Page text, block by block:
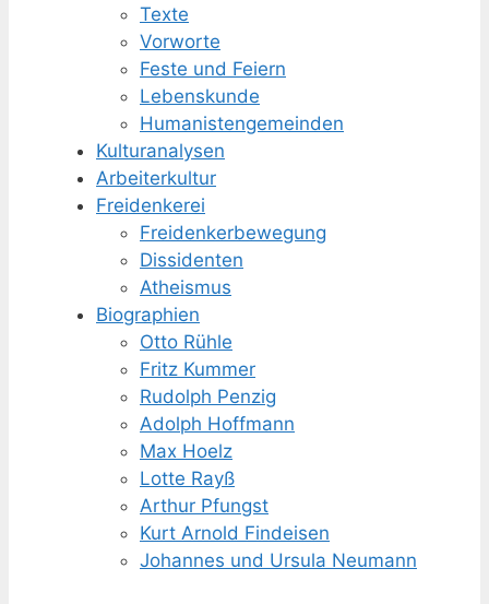
Texte
Vorworte
Feste und Feiern
Lebenskunde
Humanisten­gemeinden
Kulturanalysen
Arbeiterkultur
Freidenkerei
Freidenker­bewegung
Dissidenten
Atheismus
Biographien
Otto Rühle
Fritz Kummer
Rudolph Penzig
Adolph Hoffmann
Max Hoelz
Lotte Rayß
Arthur Pfungst
Kurt Arnold Findeisen
Johannes und Ursula Neumann